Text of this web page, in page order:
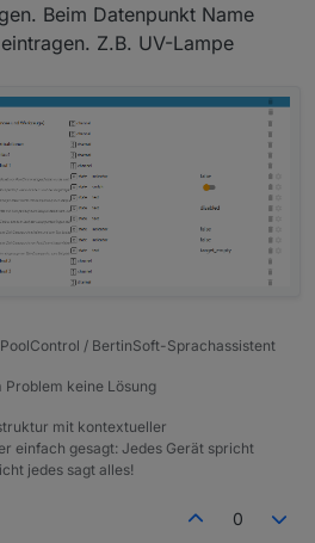
Beim Datenpunkt Name
Z.B. UV-Lampe
/ BertinSoft-Sprachassistent
Problem keine Lösung
mit kontextueller
einfach gesagt: Jedes Gerät spricht
jedes sagt alles!
0